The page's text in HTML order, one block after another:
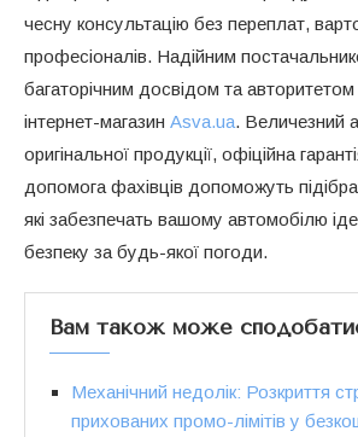
чесну консультацію без переплат,
професіоналів. Надійним
багаторічним досвідом та авторитетом
інтернет-магазин Asva.ua. Величезний
оригінальної продукції, офіційна
допомога фахівців допоможуть
які забезпечать вашому автомобілю
безпеку за будь-якої погоди.
Вам також може
Механічний недолік: Розкриття
прихованих промо-лімітів у